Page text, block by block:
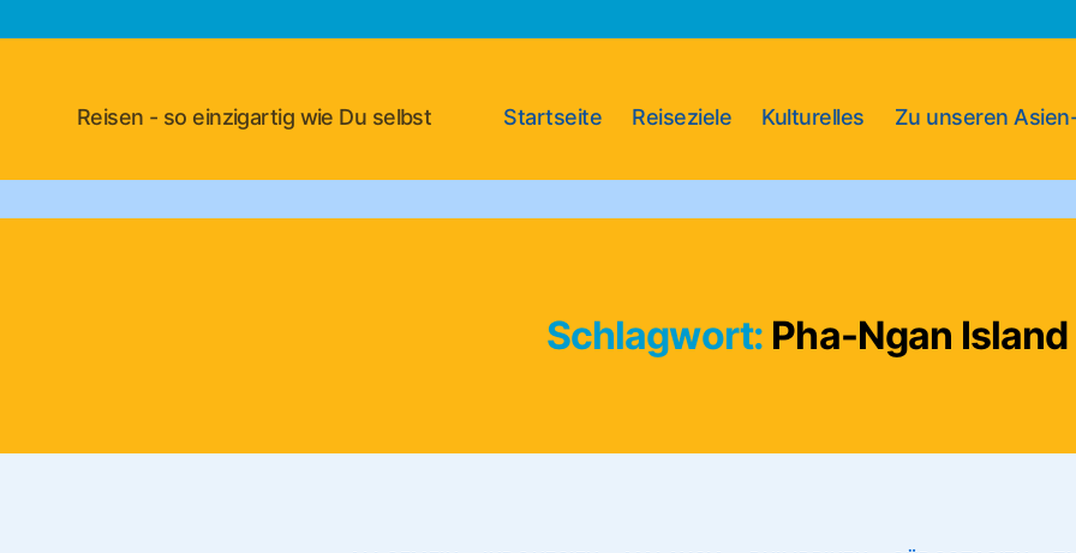
Asien-
Reisen - so einzigartig wie Du selbst Startseite Reiseziele Kulturelles Zu unseren
Schlagwort: Pha-Ngan Island